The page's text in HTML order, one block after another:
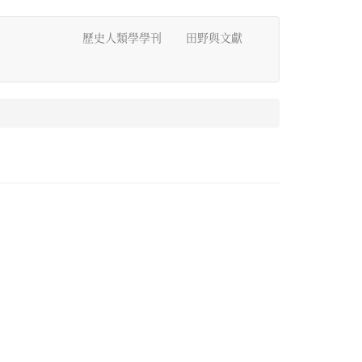
歷史人類學學刊 田野與文獻